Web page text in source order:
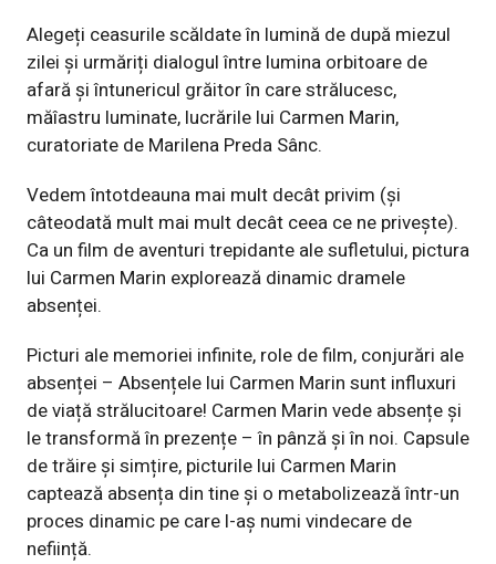
Alegeți ceasurile scăldate în lumină de după miezul
zilei și urmăriți dialogul între lumina orbitoare de
afară și întunericul grăitor în care strălucesc,
măîastru luminate, lucrările lui Carmen Marin,
curatoriate de Marilena Preda Sânc.
Vedem întotdeauna mai mult decât privim (și
câteodată mult mai mult decât ceea ce ne privește).
Ca un film de aventuri trepidante ale sufletului, pictura
lui Carmen Marin explorează dinamic dramele
absenței.
Picturi ale memoriei infinite, role de film, conjurări ale
absenței – Absențele lui Carmen Marin sunt influxuri
de viață strălucitoare! Carmen Marin vede absențe și
le transformă în prezențe – în pânză și în noi. Capsule
de trăire și simțire, picturile lui Carmen Marin
captează absența din tine și o metabolizează într-un
proces dinamic pe care l-aș numi vindecare de
neființă.